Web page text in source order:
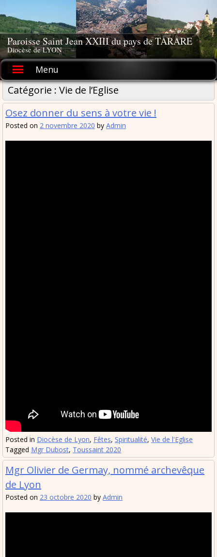
to
content
Paroisse Saint Jean XXIII du pays de TARARE
Diocèse de LYON
Menu
Catégorie : Vie de l’Eglise
Osez donner du sens à votre vie !
Posted on 2 novembre 2020 by Admin
Posted in Diocèse de Lyon, Fêtes, Spiritualité, Vie de l'Eglise
Tagged Mgr Dubost, Toussaint 2020
Mgr Olivier de Germay, nommé archevêque
de Lyon
Posted on 23 octobre 2020 by Admin